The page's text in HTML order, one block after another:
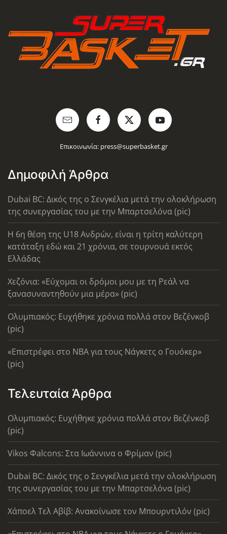
Επικοινωνία: press@superbasket.gr
Δημοφιλή Άρθρα
Dubai BC: Δικός της ο Σενγκέλια μετά την ολοκλήρωση
της συνεργασίας του με την Μπαρτσελόνα (pic)
Η 6η θέση της U18 Ανδρών, είναι η τρίτη καλύτερη
κατάταξη εδώ και 21 χρόνια, σε τουρνουά εκτός
Ελλάδας
Χεζόνια: «Εύχομαι οι δρόμοι μου με τη Ρεάλ να
ξανασυναντηθούν μια μέρα» (pic)
Ολυμπιακός: Ευχήθηκε χρόνια πολλά στον Βεζένκοβ
(pic)
«Επιστρέφει στο ΝΒΑ για τους Νάγκετς ο Γουόκερ»
(pic)
Τελευταία Άρθρα
Ολυμπιακός: Ευχήθηκε χρόνια πολλά στον Βεζένκοβ
(pic)
Vikos Φalcons: Στα Ιωάννινα ο Φρίμαν (pic)
Dubai BC: Δικός της ο Σενγκέλια μετά την ολοκλήρωση
της συνεργασίας του με την Μπαρτσελόνα (pic)
Χάποελ Τελ Αβίβ: Ανακοίνωσε τον Μπουρντιλόν (pic)